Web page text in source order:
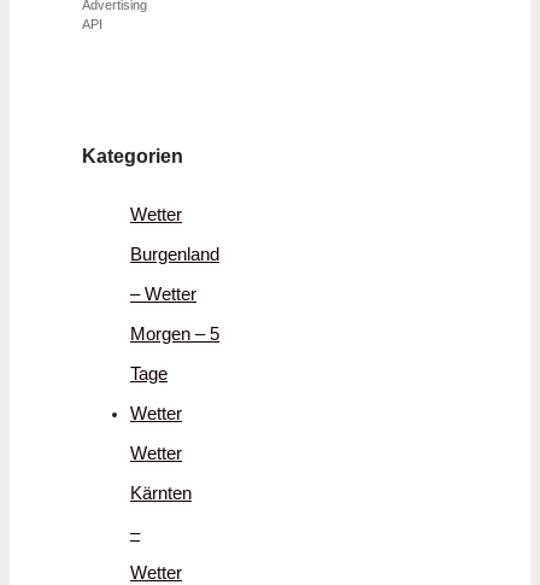
Advertising
API
Kategorien
Wetter
Burgenland
– Wetter
Morgen – 5
Tage
Wetter
Wetter
Kärnten
–
Wetter